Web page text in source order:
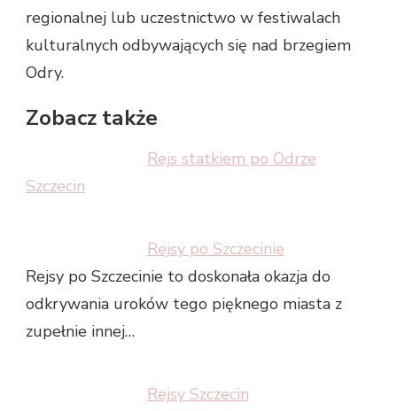
regionalnej lub uczestnictwo w festiwalach
kulturalnych odbywających się nad brzegiem
Odry.
Zobacz także
Rejs statkiem po Odrze
Szczecin
Rejsy po Szczecinie
Rejsy po Szczecinie to doskonała okazja do
odkrywania uroków tego pięknego miasta z
zupełnie innej…
Rejsy Szczecin